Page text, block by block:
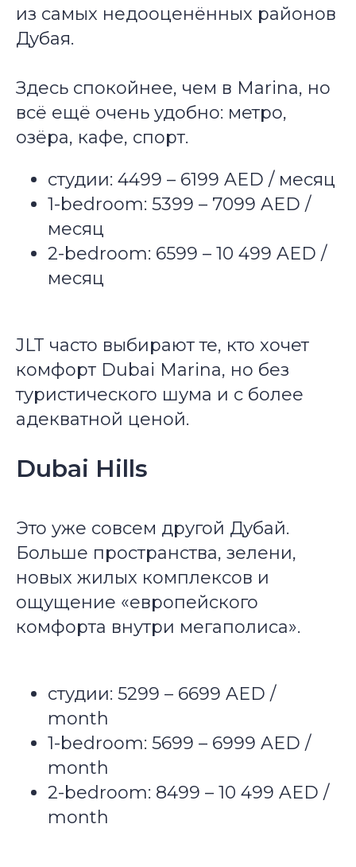
из самых недооценённых районов
Дубая.
Здесь спокойнее, чем в Marina, но
всё ещё очень удобно: метро,
озёра, кафе, спорт.
студии: 4499 – 6199 AED / месяц
1-bedroom: 5399 – 7099 AED /
месяц
2-bedroom: 6599 – 10 499 AED /
месяц
JLT часто выбирают те, кто хочет
комфорт Dubai Marina, но без
туристического шума и с более
адекватной ценой.
Dubai Hills
Это уже совсем другой Дубай.
Больше пространства, зелени,
новых жилых комплексов и
ощущение «европейского
комфорта внутри мегаполиса».
студии: 5299 – 6699 AED /
month
1-bedroom: 5699 – 6999 AED /
month
2-bedroom: 8499 – 10 499 AED /
month